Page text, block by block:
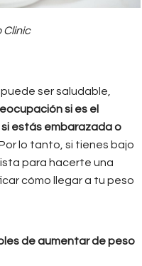
Clinic
ser saludable,
si es el
estás embarazada o
lo tanto, si tienes bajo
para hacerte una
cómo llegar a tu peso
de aumentar de peso